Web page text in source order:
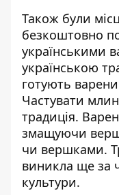
Також були
безкоштовно
українськими
українською
готують
Частувати
традиція.
змащуючи
чи вершками.
виникла ще за
культури.